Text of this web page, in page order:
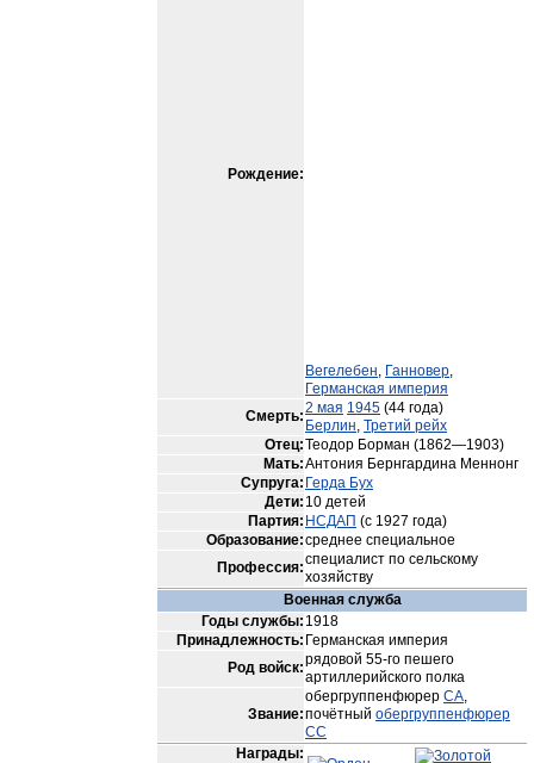
Рождение:
Вегелебен, Ганновер,
Германская империя
Смерть:2 мая 1945 (44 года)
Берлин, Третий рейх
Отец:Теодор Борман (1862—1903)
Мать:Антония Бернгардина Меннонг
Супруга: Герда Бух
Дети: 10 детей
Партия: НСДАП (с 1927 года)
Образование:среднее специальное
Профессия:специалист по сельскому
хозяйству
Военная служба
Годы службы: 1918
Принадлежность: Германская империя
Род войск:рядовой 55-го пешего
артиллерийского полка
Звание:
обергруппенфюрер СА,
почётный обергруппенфюрер
СС
Награды: